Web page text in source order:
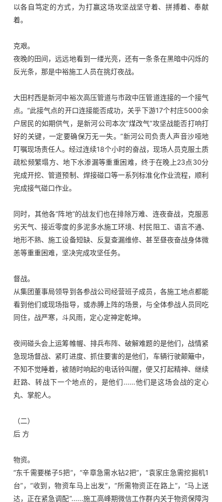
以各自笃定的方式，为打赢这场攻坚战坚守着、拼搏着、奉献
着。
克艰。
夜晚的田间，远远地看到一缕光亮，还有一条条在黑暗中闪烁的
反光条，那是中裕施工人员在挑灯夜战。
大田村西是新河中裕次高压管道与市政中压管道连接的一个接气
点。“此接气点的开口连接能否成功，关乎下游17个村庄5000余
户居民的如期供气，是新河公司本次“煤改气”攻坚战能否打响打
好的关键，一定要确保万无一失。”新河公司负责人声音沙哑地
叮嘱现场责任人。经过连续18个小时的奋战，现场人员克服土质
疏松频繁塌方、地下水渗漏等重重困难，终于在晚上23点30分
完成开挖、管道预制、焊接碰口等一系列标准化作业流程，顺利
完成接气碰口作业。
同时，其他各“阵地”的战友们也在排除万难、连夜奋战，克服恶
劣天气、接近零度的多泥多水施工环境、村民阻工、语言不通、
地形不熟、施工设备短缺、反复查漏维修、甚至昼夜奋战身体微
恙等重重困难，坚决完成攻坚任务。
督战。
从集团董事局领导到各参战公司经营班子成员，各施工地点都能
看到他们或现场指导，或赤膊上阵的场景，与全体参战人员同吃
同住，战严寒，斗风雨，定心定神定乾坤。
夜间碰头会上运筹帷幄、排兵布阵、破解难题的是他们，战情紧
急现场督战、紧盯进度、抓住要害的是他们，车辆行驶颠簸中，
不知不觉睡着，被随时响起的电话铃叫醒，便又打起精神、继续
赶路、转战下一个地点的，是他们......他们是这场会战的定心
丸、掌舵人。
（二）
后 方
物资。
“东千需要梯子5把”，“辛章急需水钻2把”，“袁家庄急需挖掘机1
台”，“收到，物资车马上出发”，“所需物资正在路上”，“马上送
达，正在紧急调配”......施工高峰期微信工作群内关于物资保障沟